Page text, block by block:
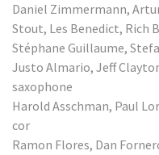
Daniel Zimmermann,
Stout, Les Benedict, Rich
Stéphane Guillaume,
Justo Almario, Jeff
saxophone
Harold Asschman, Paul
cor
Ramon Flores, Dan